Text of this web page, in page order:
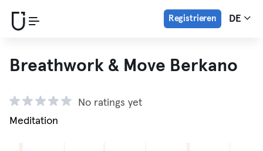
Registrieren DE
Breathwork & Move Berkano
No ratings yet
Meditation